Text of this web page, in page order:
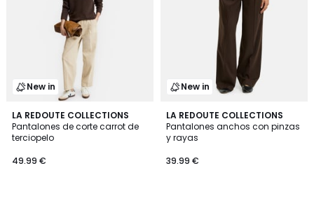
New in
LA REDOUTE COLLECTIONS
Pantalones de corte carrot de
terciopelo
49.99 €
3
Colores
New in
LA REDOUTE COLLECTIONS
Pantalones anchos con pinzas
y rayas
39.99 €